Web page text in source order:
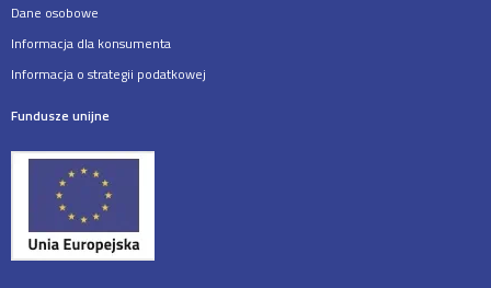
Dane osobowe
Informacja dla konsumenta
Informacja o strategii podatkowej
Fundusze unijne